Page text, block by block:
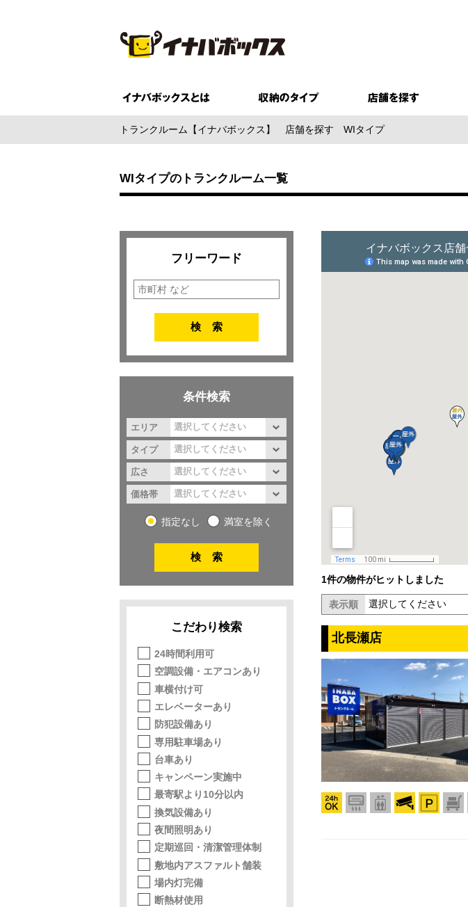
トランクルーム【イナバボックス】 店舗を探す WIタイプ
WIタイプのトランクルーム一覧
1件の物件がヒットしました
表示順
北長瀬店
フリーワード
条件検索
エリア
タイプ
広さ
価格帯
指定なし 満室を除く
こだわり検索
24時間利用可
空調設備・エアコンあり
車横付け可
エレベーターあり
防犯設備あり
専用駐車場あり
台車あり
キャンペーン実施中
最寄駅より10分以内
換気設備あり
夜間照明あり
定期巡回・清潔管理体制
敷地内アスファルト舗装
場内灯完備
断熱材使用